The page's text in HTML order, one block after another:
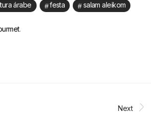
árabe festa salam aleikom
.
Next